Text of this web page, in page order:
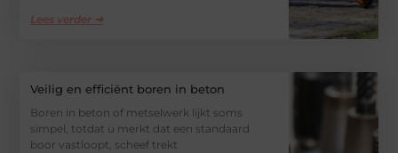
Lees verder ➜
Veilig en efficiënt boren in beton
Boren in beton of metselwerk lijkt soms
simpel, totdat u merkt dat een standaard
boor vastloopt, scheef trekt